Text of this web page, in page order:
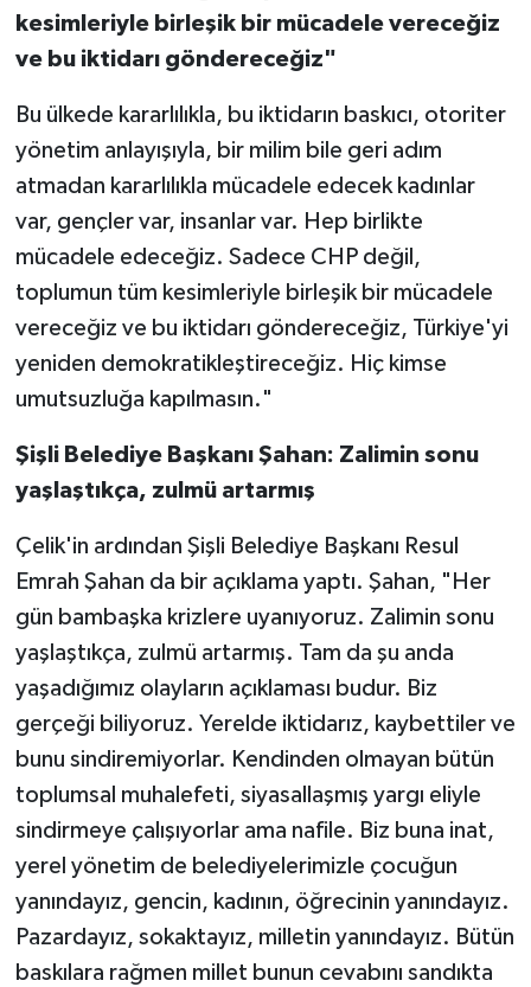
kesimleriyle birleşik bir mücadele vereceğiz
ve bu iktidarı göndereceğiz"
Bu ülkede kararlılıkla, bu iktidarın baskıcı, otoriter
yönetim anlayışıyla, bir milim bile geri adım
atmadan kararlılıkla mücadele edecek kadınlar
var, gençler var, insanlar var. Hep birlikte
mücadele edeceğiz. Sadece CHP değil,
toplumun tüm kesimleriyle birleşik bir mücadele
vereceğiz ve bu iktidarı göndereceğiz, Türkiye'yi
yeniden demokratikleştireceğiz. Hiç kimse
umutsuzluğa kapılmasın."
Şişli Belediye Başkanı Şahan: Zalimin sonu
yaşlaştıkça, zulmü artarmış
Çelik'in ardından Şişli Belediye Başkanı Resul
Emrah Şahan da bir açıklama yaptı. Şahan, "Her
gün bambaşka krizlere uyanıyoruz. Zalimin sonu
yaşlaştıkça, zulmü artarmış. Tam da şu anda
yaşadığımız olayların açıklaması budur. Biz
gerçeği biliyoruz. Yerelde iktidarız, kaybettiler ve
bunu sindiremiyorlar. Kendinden olmayan bütün
toplumsal muhalefeti, siyasallaşmış yargı eliyle
sindirmeye çalışıyorlar ama nafile. Biz buna inat,
yerel yönetim de belediyelerimizle çocuğun
yanındayız, gencin, kadının, öğrecinin yanındayız.
Pazardayız, sokaktayız, milletin yanındayız. Bütün
baskılara rağmen millet bunun cevabını sandıkta